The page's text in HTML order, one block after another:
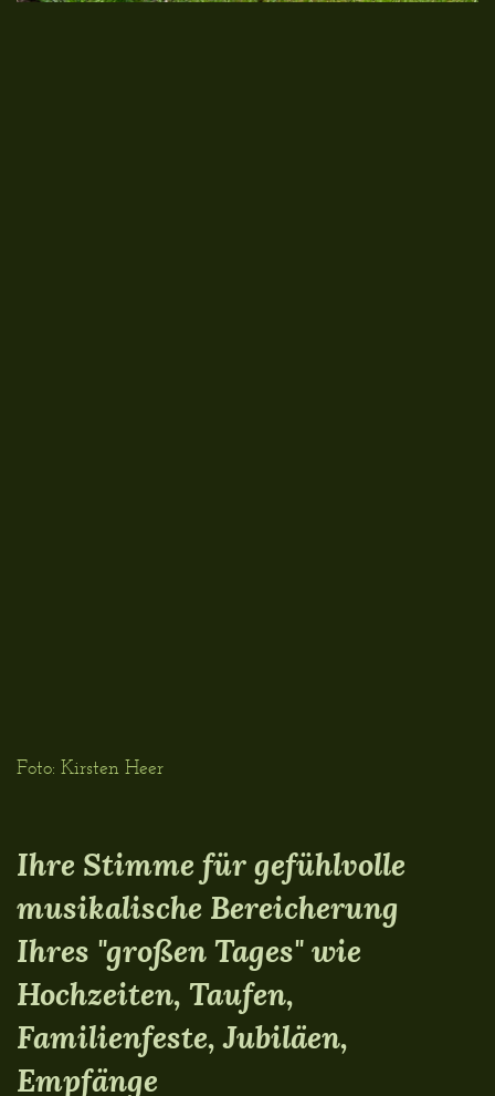
Foto: Kirsten Heer
Ihre Stimme für gefühlvolle
musikalische Bereicherung
Ihres "großen Tages" wie
Hochzeiten, Taufen,
Familienfeste, Jubiläen,
Empfänge